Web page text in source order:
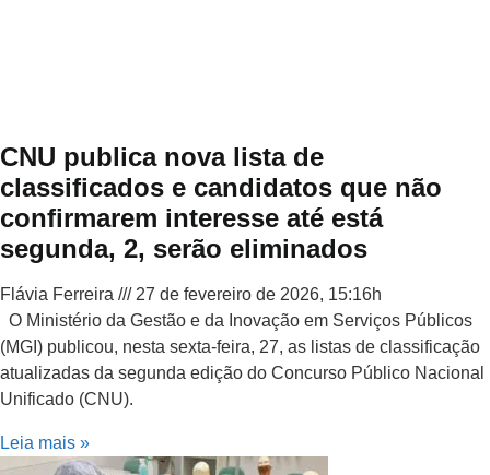
CNU publica nova lista de
classificados e candidatos que não
confirmarem interesse até está
segunda, 2, serão eliminados
Flávia Ferreira
27 de fevereiro de 2026, 15:16h
O Ministério da Gestão e da Inovação em Serviços Públicos
(MGI) publicou, nesta sexta-feira, 27, as listas de classificação
atualizadas da segunda edição do Concurso Público Nacional
Unificado (CNU).
Leia mais »